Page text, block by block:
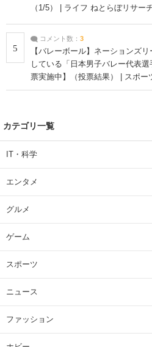
（1/5） | ライフ ねとらぼリサー
5
コメント数： 3
【バレーボール】ネーションズ
している「日本男子バレー代表
票実施中】（投票結果） | スポー
カテゴリ一覧
IT・科学
エンタメ
グルメ
ゲーム
スポーツ
ニュース
ファッション